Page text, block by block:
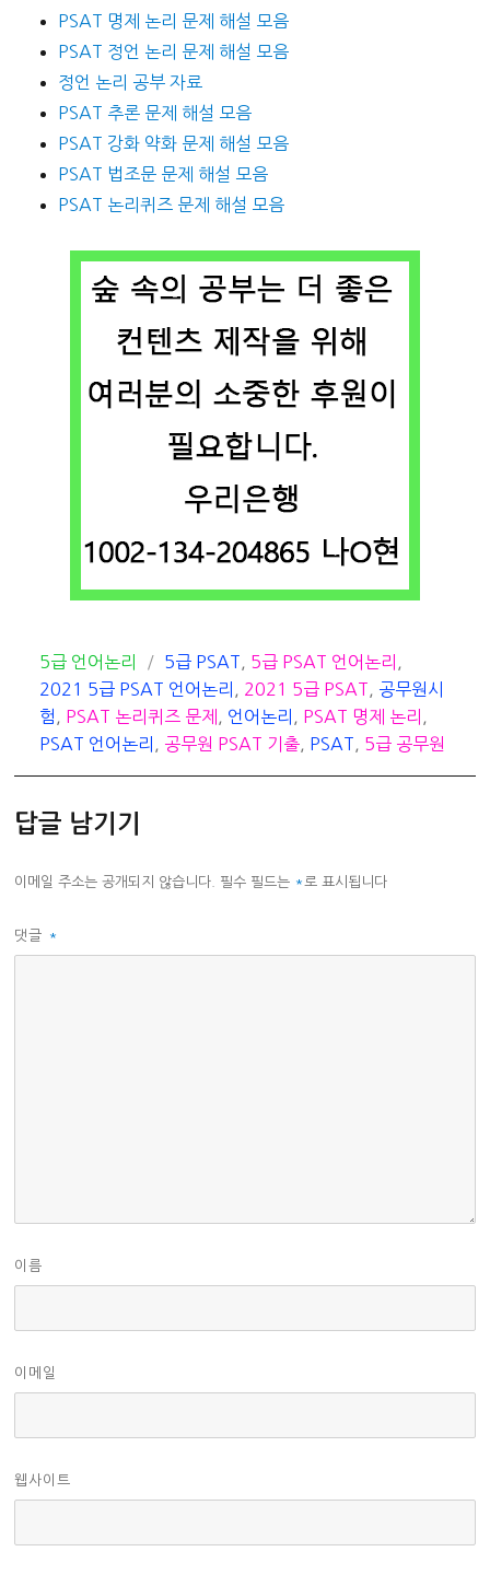
PSAT 명제 논리 문제 해설 모음
PSAT 정언 논리 문제 해설 모음
정언 논리 공부 자료
PSAT 추론 문제 해설 모음
PSAT 강화 약화 문제 해설 모음
PSAT 법조문 문제 해설 모음
PSAT 논리퀴즈 문제 해설 모음
카
테
고
리
5급 언어논리
태
그
5급 PSAT 5급 PSAT 언어논리
2021 5급 PSAT 언어논리
2021 5급 PSAT
공무원시
험
PSAT 논리퀴즈 문제 언어논리 PSAT 명제 논리
PSAT 언어논리
공무원 PSAT 기출 PSAT 5급 공무원
답글 남기기
이메일 주소는 공개되지 않습니다. 필수 필드는 *로 표시됩니다
댓글 *
이름
이메일
웹사이트